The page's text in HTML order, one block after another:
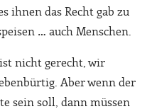
ihnen das Recht gab zu
… auch Menschen.
ist nicht gerecht, wir
Aber wenn der
sein soll, dann müssen